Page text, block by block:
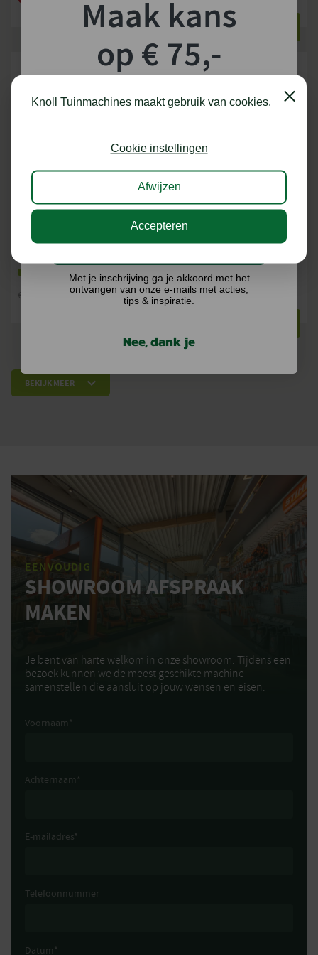
BEKIJKEN
GELAATSBESCHERMER/GEHOORBESCHERMER
FUNCTION GPA 24
Op voorraad
€
31,94
STIHL
VEILIGHEIDSHANDSCHOENEN
FUNCTION SENSOTOUCH
3 VERSIES
Op voorraad
€ 5,20
BEKIJK MEER
EENVOUDIG
SHOWROOM AFSPRAAK
MAKEN
Je bent van harte welkom in onze showroom. Tijdens een
bezoek kunnen we de meest geschikte machine
samenstellen die aansluit op jouw wensen en eisen.
Voornaam *
Achternaam *
E-mailadres*
Telefoonnummer
Datum *
Knoll Tuinmachines maakt gebruik van cookies. Close
Cookie instellingen
Afwijzen
Accepteren
Maak kans
op € 75,-
shoptegoed!
kans op €75,- te besteden op onze webshop.
Ik doe graag mee!
Met je inschrijving ga je akkoord met het
ontvangen van onze e-mails met acties,
tips & inspiratie.
Nee, dank je